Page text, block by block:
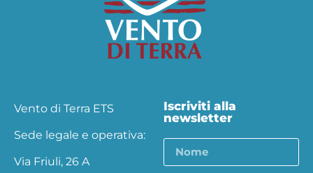
Vento di Terra ETS
Sede legale e operativa:
Via Friuli, 26 A
Iscriviti alla
newsletter